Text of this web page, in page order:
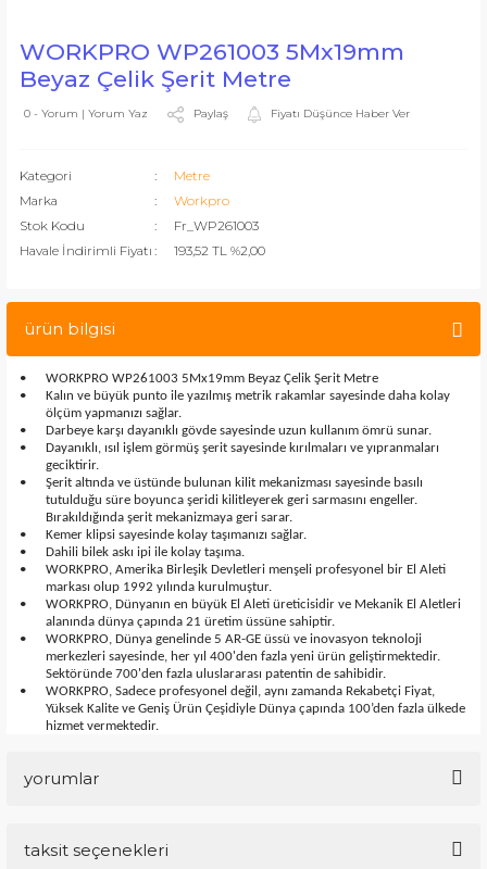
WORKPRO WP261003 5Mx19mm
Beyaz Çelik Şerit Metre
0 - Yorum | Yorum Yaz Paylaş Fiyatı Düşünce Haber Ver
Kategori
Metre
Marka
Workpro
Stok Kodu
Fr_WP261003
Havale İndirimli Fiyatı
193,52 TL %2,00
ürün bilgisi
•
WORKPRO WP261003 5Mx19mm Beyaz Çelik Şerit Metre
•
Kalın ve büyük punto ile yazılmış metrik rakamlar sayesinde daha kolay
ölçüm yapmanızı sağlar.
•
Darbeye karşı dayanıklı gövde sayesinde uzun kullanım ömrü sunar.
•
Dayanıklı, ısıl işlem görmüş şerit sayesinde kırılmaları ve yıpranmaları
geciktirir.
•
Şerit altında ve üstünde bulunan kilit mekanizması sayesinde basılı
tutulduğu süre boyunca şeridi kilitleyerek geri sarmasını engeller.
Bırakıldığında şerit mekanizmaya geri sarar.
•
Kemer klipsi sayesinde kolay taşımanızı sağlar.
•
Dahili bilek askı ipi ile kolay taşıma.
•
WORKPRO, Amerika Birleşik Devletleri menşeli profesyonel bir El Aleti
markası olup 1992 yılında kurulmuştur.
•
WORKPRO, Dünyanın en büyük El Aleti üreticisidir ve Mekanik El Aletleri
alanında dünya çapında 21 üretim üssüne sahiptir.
•
WORKPRO, Dünya genelinde 5 AR-GE üssü ve inovasyon teknoloji
merkezleri sayesinde, her yıl 400'den fazla yeni ürün geliştirmektedir.
Sektöründe 700'den fazla uluslararası patentin de sahibidir.
•
WORKPRO, Sadece profesyonel değil, aynı zamanda Rekabetçi Fiyat,
Yüksek Kalite ve Geniş Ürün Çeşidiyle Dünya çapında 100’den fazla ülkede
hizmet vermektedir.
yorumlar
taksit seçenekleri